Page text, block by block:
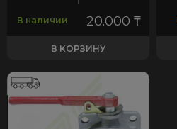
В наличии 20.000₸
В КОРЗИНУ